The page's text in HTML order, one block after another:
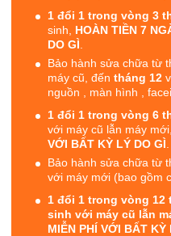
1 đổi 1 trong vòng 3
sinh, HOÀN TIỀN 7
DO GÌ
Bảo hành sửa chữa từ
máy cũ, đếntháng 12
nguồn , màn hình ,
1 đổi 1 trong vòng 6
với máy cũ lẫn máy mới,
VỚI BẤT KỲ LÝ DO GÌ
Bảo hành sửa chữa từ
với máy mới (bao gồm
1 đổi 1 trong vòng 12
sinh với máy cũ lẫn
MIỄN PHÍ VỚI BẤT KỲ